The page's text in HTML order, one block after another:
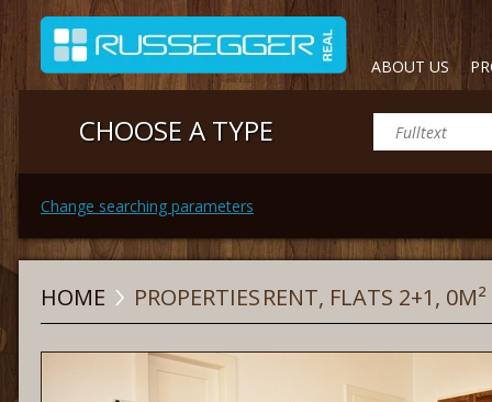
ABOUT US
CHOOSE A TYPE
Change searching parameters
HOME PROPERTIESRENT, FLATS 2+1,